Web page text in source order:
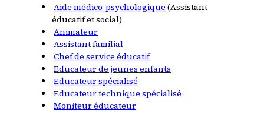
Aide médico-psychologique (Assistant
éducatif et social)
Animateur
Assistant familial
Chef de service éducatif
Educateur de jeunes enfants
Educateur spécialisé
Educateur technique spécialisé
Moniteur éducateur